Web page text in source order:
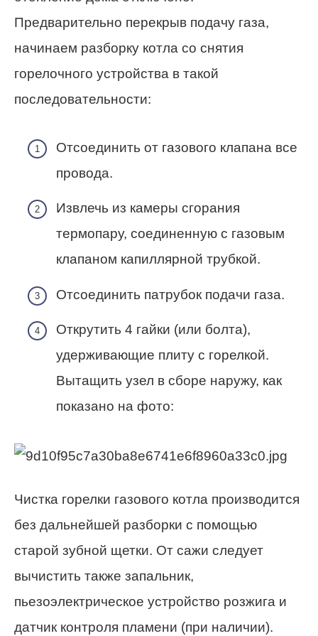
Предварительно перекрыв подачу газа,
начинаем разборку котла со снятия
горелочного устройства в такой
последовательности:
Отсоединить от газового клапана все
провода.
Извлечь из камеры сгорания
термопару, соединенную с газовым
клапаном капиллярной трубкой.
Отсоединить патрубок подачи газа.
Открутить 4 гайки (или болта),
удерживающие плиту с горелкой.
Вытащить узел в сборе наружу, как
показано на фото:
Чистка горелки газового котла производится
без дальнейшей разборки с помощью
старой зубной щетки. От сажи следует
вычистить также запальник,
пьезоэлектрическое устройство розжига и
датчик контроля пламени (при наличии).